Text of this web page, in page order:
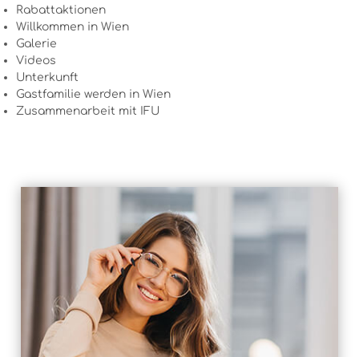
Rabattaktionen
Willkommen in Wien
Galerie
Videos
Unterkunft
Gastfamilie werden in Wien
Zusammenarbeit mit IFU